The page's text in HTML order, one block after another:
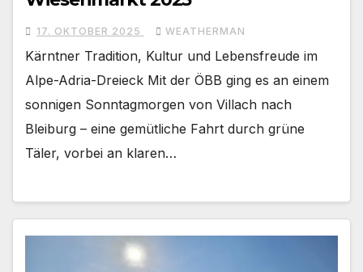
17. OKTOBER 2025 WEATHERMAN
Kärntner Tradition, Kultur und Lebensfreude im
Alpe-Adria-Dreieck Mit der ÖBB ging es an einem
sonnigen Sonntagmorgen von Villach nach
Bleiburg – eine gemütliche Fahrt durch grüne
Täler, vorbei an klaren…